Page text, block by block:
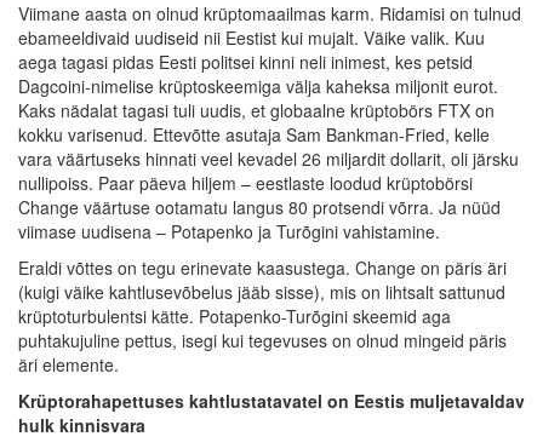
Viimane aasta on olnud krüptomaailmas karm. Ridamisi on tulnud
ebameeldivaid uudiseid nii Eestist kui mujalt. Väike valik. Kuu
aega tagasi pidas Eesti politsei kinni neli inimest, kes petsid
Dagcoini-nimelise krüptoskeemiga välja kaheksa miljonit eurot.
Kaks nädalat tagasi tuli uudis, et globaalne krüptobörs FTX on
kokku varisenud. Ettevõtte asutaja Sam Bankman-Fried, kelle
vara väärtuseks hinnati veel kevadel 26 miljardit dollarit, oli järsku
nullipoiss. Paar päeva hiljem – eestlaste loodud krüptobörsi
Change väärtuse ootamatu langus 80 protsendi võrra. Ja nüüd
viimase uudisena – Potapenko ja Turõgini vahistamine.
Eraldi võttes on tegu erinevate kaasustega. Change on päris äri
(kuigi väike kahtlusevõbelus jääb sisse), mis on lihtsalt sattunud
krüptoturbulentsi kätte. Potapenko-Turõgini skeemid aga
puhtakujuline pettus, isegi kui tegevuses on olnud mingeid päris
äri elemente.
Krüptorahapettuses kahtlustatavatel on Eestis muljetavaldav
hulk kinnisvara